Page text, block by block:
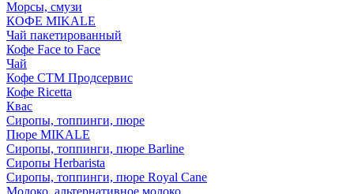
Морсы, смузи
КОФЕ MIKALE
Чай пакетированный
Кофе Face to Face
Чай
Кофе СТМ Продсервис
Кофе Ricetta
Квас
Сиропы, топпинги, пюре
Пюре MIKALE
Сиропы, топпинги, пюре Barline
Сиропы Herbarista
Сиропы, топпинги, пюре Royal Cane
Молоко, альтернативное молоко